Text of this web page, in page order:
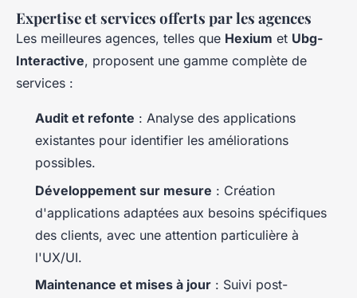
Expertise et services offerts par les agences
Les meilleures agences, telles que Hexium et Ubg-
Interactive, proposent une gamme complète de
services :
Audit et refonte : Analyse des applications
existantes pour identifier les améliorations
possibles.
Développement sur mesure : Création
d'applications adaptées aux besoins spécifiques
des clients, avec une attention particulière à
l'UX/UI.
Maintenance et mises à jour : Suivi post-